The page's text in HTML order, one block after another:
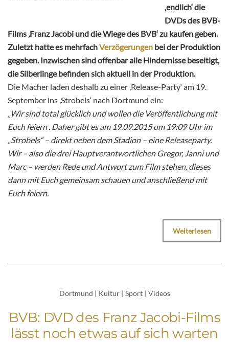
‚endlich‘ die
DVDs des BVB-
Films ‚Franz Jacobi und die Wiege des BVB‘ zu kaufen geben.
Zuletzt hatte es mehrfachVerzögerungen bei der Produktion
gegeben. Inzwischen sind offenbar alle Hindernisse beseitigt,
die Silberlinge befinden sich aktuell in der Produktion.
Die Macher laden deshalb zu einer ‚Release-Party‘ am 19.
September ins ‚Strobels‘ nach Dortmund ein:
„Wir sind total glücklich und wollen die Veröffentlichung mit
Euch feiern . Daher gibt es am 19.09.2015 um 19:09 Uhr im
„Strobels“ – direkt neben dem Stadion – eine Releaseparty.
Wir – also die drei Hauptverantwortlichen Gregor, Janni und
Marc – werden Rede und Antwort zum Film stehen, dieses
dann mit Euch gemeinsam schauen und anschließend mit
Euch feiern.
Weiterlesen
Dortmund | Kultur | Sport | Videos
BVB: DVD des Franz Jacobi-Films
lässt noch etwas auf sich warten